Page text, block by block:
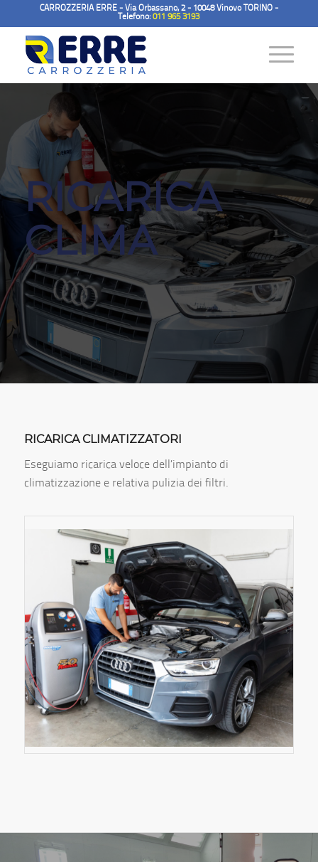
CARROZZERIA ERRE - Via Orbassano, 2 - 10048 Vinovo TORINO -
Telefono:011 965 3193
RICARICA
CLIMA
RICARICA CLIMATIZZATORI
Eseguiamo ricarica veloce dell’impianto di
climatizzazione e relativa pulizia dei filtri.